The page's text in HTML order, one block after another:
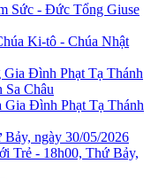
Sức - Đức Tổng Giuse
Ki-tô - Chúa Nhật
Đình Phạt Tạ Thánh
Châu
Gia Đình Phạt Tạ Thánh
ngày 30/05/2026
Trẻ - 18h00, Thứ Bảy,